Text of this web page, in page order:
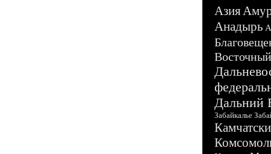
Азия
Анадырь
Дальний
Забайкалье